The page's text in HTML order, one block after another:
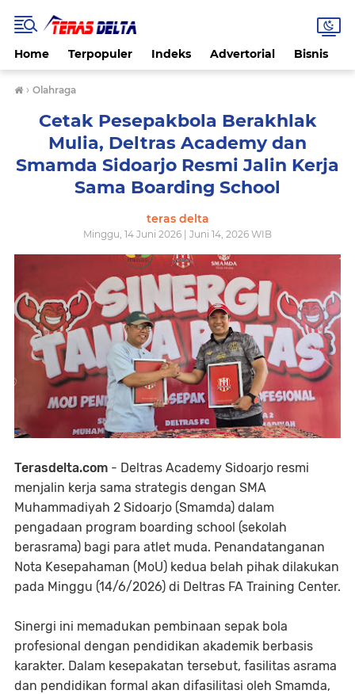
Home Terpopuler Indeks Advertorial Bisnis
› Olahraga
Cetak Pesepakbola Berakhlak
Mulia, Deltras Academy dan
Smamda Sidoarjo Resmi Jalin Kerja
Sama Boarding School
teras delta
Minggu, 14 Juni 2026 | Juni 14, 2026 WIB
Terasdelta.com - Deltras Academy Sidoarjo resmi
menjalin kerja sama strategis dengan SMA
Muhammadiyah 2 Sidoarjo (Smamda) dalam
pengadaan program boarding school (sekolah
berasrama) bagi para atlet muda. Penandatanganan
Nota Kesepahaman (MoU) kedua belah pihak dilakukan
pada Minggu (14/6/2026) di Deltras FA Training Center.
Sinergi ini memadukan pembinaan sepak bola
profesional dengan pendidikan akademik berbasis
karakter. Dalam kesepakatan tersebut, fasilitas asrama
dan pendidikan formal akan difasilitasi oleh Smamda,